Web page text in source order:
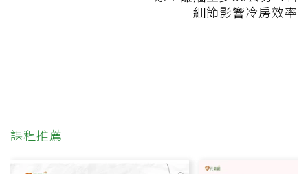
細節影響冷房效率
課程推薦